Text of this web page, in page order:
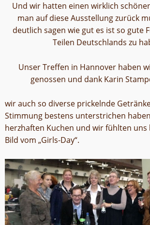
Und wir hatten einen wirklich
man auf diese Ausstellung zurück
deutlich sagen wie gut es ist so gute
Teilen Deutschlands zu
Unser Treffen in Hannover haben
genossen und dank Karin
wir auch so diverse prickelnde
Stimmung bestens unterstrichen
herzhaften Kuchen und wir fühlten uns
Bild vom „Girls-Day“.